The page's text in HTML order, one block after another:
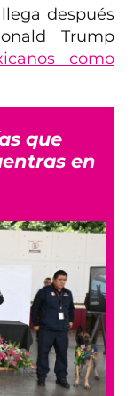
después
Trump
como
que
en